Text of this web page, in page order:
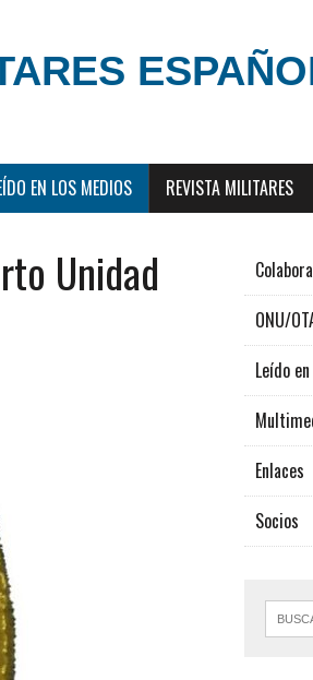
EN LOS MEDIOS REVISTA MILITARES
Unidad
ONU/
Leído
Enlaces
Socios